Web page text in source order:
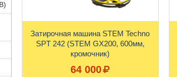
Затирочная машина STEM Techno
SPT 242 (STEM GX200, 600мм,
кромочник)
64 000